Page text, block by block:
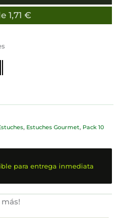
1,71 €
, Estuches Gourmet, Pack 10
para entrega inmediata